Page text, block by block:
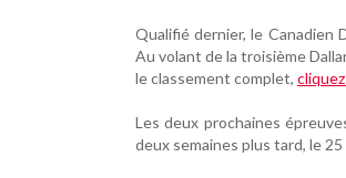
Qualifié dernier, le Canadien
Au volant de la troisième
le classement complet,
Les deux prochaines
deux semaines plus tard, le